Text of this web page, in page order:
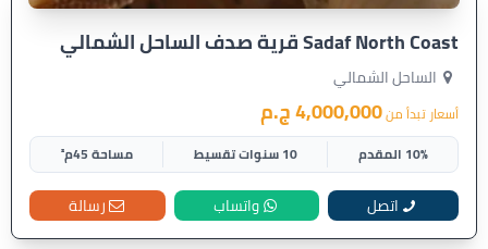
Sadaf North Coast قرية صدف الساحل الشمالي
الساحل الشمالي
أسعار تبدأ من4,000,000 ج.م
10% المقدم 10 سنوات تقسيط مساحة 45م²
اتصل واتساب رسالة